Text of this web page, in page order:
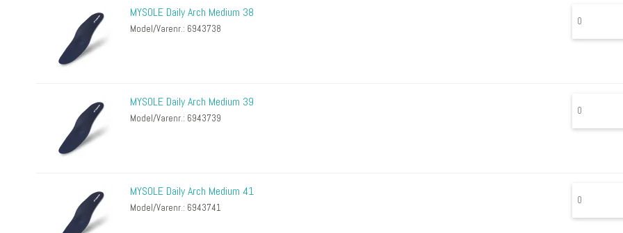
MYSOLE Daily Arch Medium 38
Model/Varenr.: 6943738
MYSOLE Daily Arch Medium 39
Model/Varenr.: 6943739
MYSOLE Daily Arch Medium 41
Model/Varenr.: 6943741